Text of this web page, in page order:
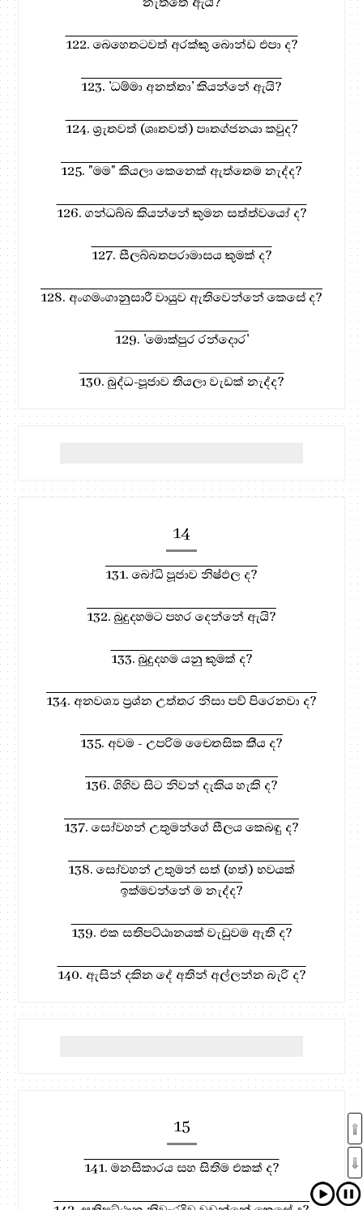
122. බෙහෙතටවත් අරක්කු බොන්ඩ එපා ද?
123. 'ධම්මා අනත්තා' කියන්නේ ඇයි?
124. ශ්‍රැතවත් (ශෘතවත්) පෘතග්ජනයා කවුද?
125. "මම" කියලා කෙනෙක් ඇත්තෙම නැද්ද?
126. ගන්ධබ්බ කියන්නේ කුමන සත්ත්වයෝ ද?
127. සීලබ්බතපරාමාසය කුමක් ද?
128. අංගමංගානුසාරී වායුව ඇතිවෙන්නේ කෙසේ ද?
129. 'මොක්පුර රන්දොර'
130. බුද්ධ-පූජාව තියලා වැඩක් නැද්ද?
14
131. බෝධි පූජාව නිෂ්ඵල ද?
132. බුදුදහමට පහර දෙන්නේ ඇයි?
133. බුදුදහම යනු කුමක් ද?
134. අනවශ්‍ය ප්‍රශ්න උත්තර නිසා පව් පිරෙනවා ද?
135. අවම - උපරිම චෛතසික කීය ද?
136. ගිහිව සිට නිවන් දැකිය හැකි ද?
137. සෝවහන් උතුමන්ගේ සීලය කෙබඳු ද?
138. සෝවහන් උතුමන් සත් (හත්) භවයක්
ඉක්මවන්නේ ම නැද්ද?
139. එක සතිපට්ඨානයක් වැඩුවම ඇති ද?
140. ඇසින් දකින දේ අතින් අල්ලන්න බැරි ද?
15
141. මනසිකාරය සහ සිතිම එකක් ද?